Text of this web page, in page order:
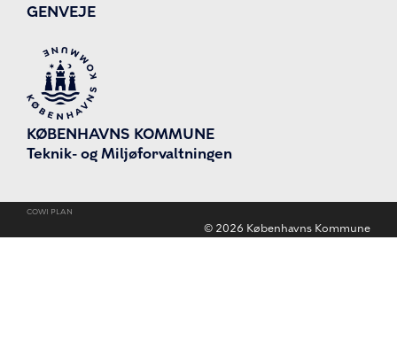
GENVEJE
KØBENHAVNS KOMMUNE
Teknik- og Miljøforvaltningen
COWI PLAN
© 2026 Københavns Kommune